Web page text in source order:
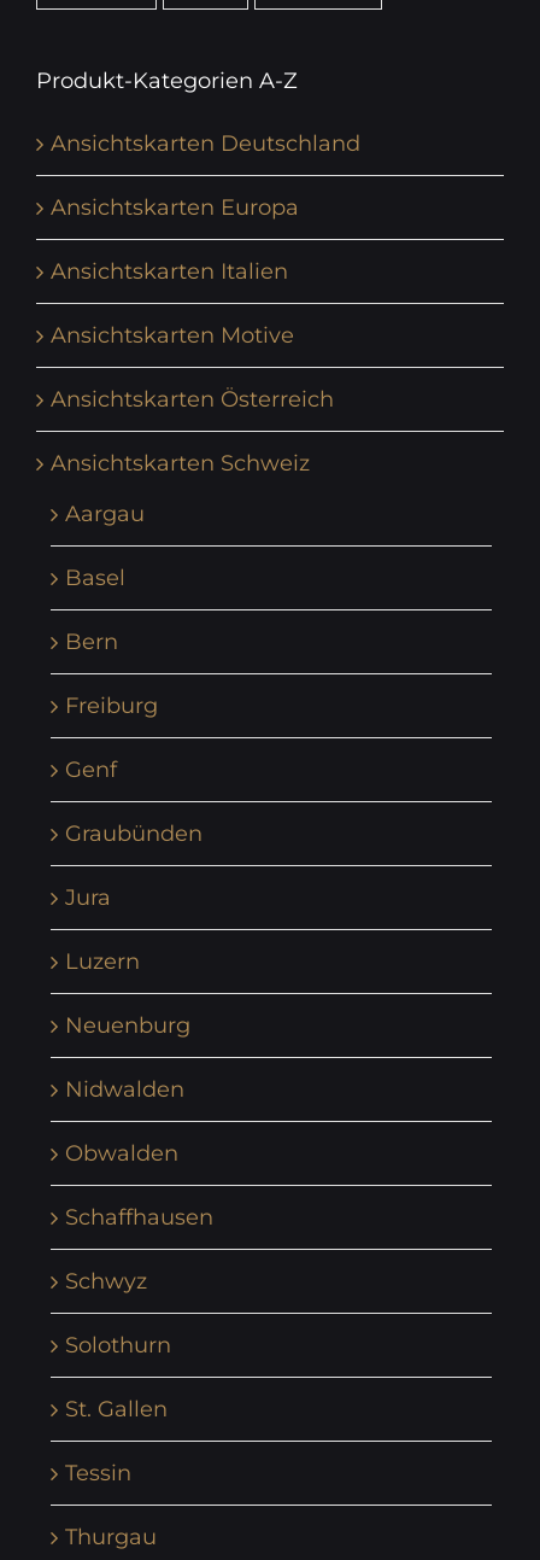
Produkt-Kategorien A-Z
Ansichtskarten Deutschland
Ansichtskarten Europa
Ansichtskarten Italien
Ansichtskarten Motive
Ansichtskarten Österreich
Ansichtskarten Schweiz
Aargau
Basel
Bern
Freiburg
Genf
Graubünden
Jura
Luzern
Neuenburg
Nidwalden
Obwalden
Schaffhausen
Schwyz
Solothurn
St. Gallen
Tessin
Thurgau